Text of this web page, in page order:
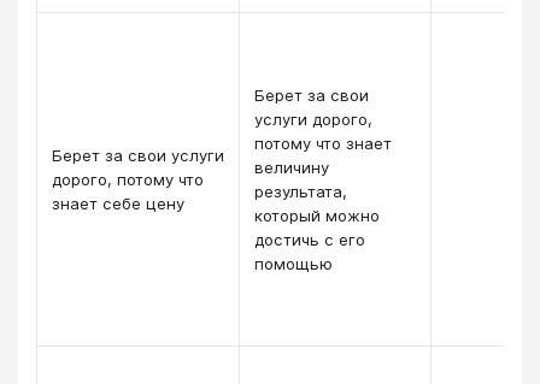
Берет за свои услуги
дорого, потому что
знает себе цену
Берет за свои
услуги дорого,
потому что знает
величину
результата,
который можно
достичь с его
помощью